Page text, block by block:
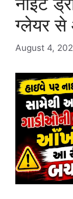
ग्लेयर
August 4,